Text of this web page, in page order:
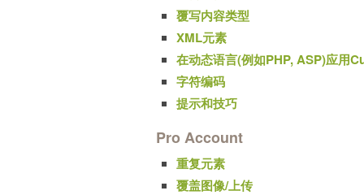
覆写内容类型
XML元素
在动态语言(例如PHP, ASP)应用
字符编码
提示和技巧
Pro Account
重复元素
覆盖图像/上传